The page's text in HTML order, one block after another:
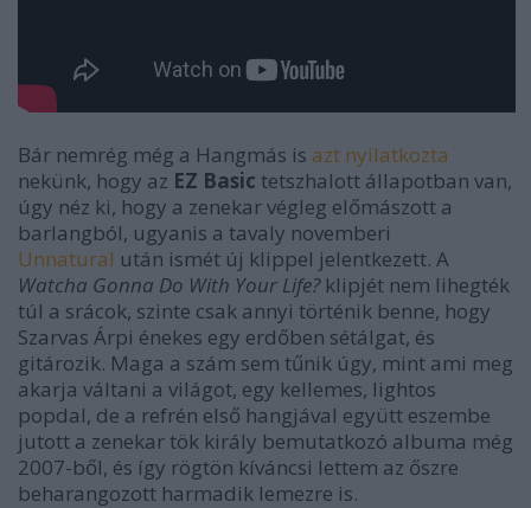
Bár nemrég még a Hangmás is azt nyilatkozta
nekünk, hogy az EZ Basic tetszhalott állapotban van,
úgy néz ki, hogy a zenekar végleg előmászott a
barlangból, ugyanis a tavaly novemberi
Unnatural után ismét új klippel jelentkezett. A
Watcha Gonna Do With Your Life?klipjét nem lihegték
túl a srácok, szinte csak annyi történik benne, hogy
Szarvas Árpi énekes egy erdőben sétálgat, és
gitározik. Maga a szám sem tűnik úgy, mint ami meg
akarja váltani a világot, egy kellemes, lightos
popdal, de a refrén első hangjával együtt eszembe
jutott a zenekar tök király bemutatkozó albuma még
2007-ből, és így rögtön kíváncsi lettem az őszre
beharangozott harmadik lemezre is.